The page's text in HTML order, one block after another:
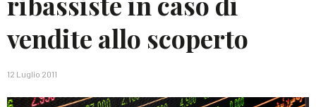
vendite allo scoperto
12 Luglio 2011